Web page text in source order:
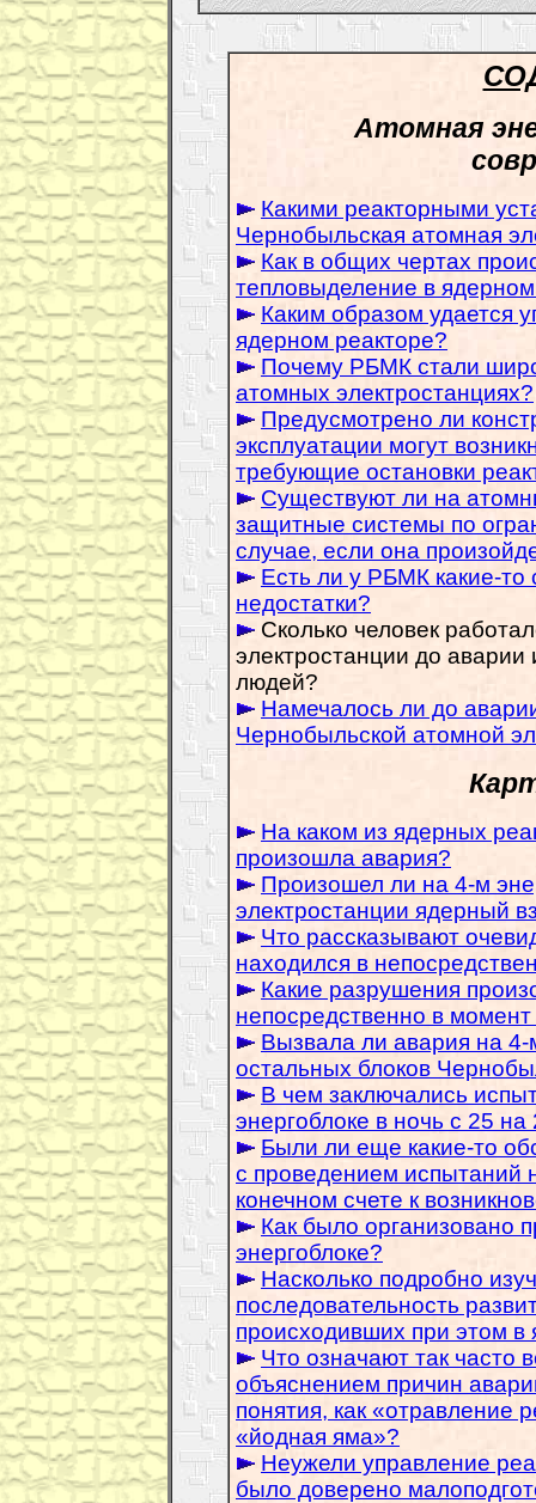
Атомная
Какими реакторными
Чернобыльская атомная
Как в общих чертах
тепловыделение в
Каким образом удается
ядерном реакторе?
Почему РБМК стали
атомных электростанциях?
Предусмотрено ли
эксплуатации могут
требующие остановки
Существуют ли на
защитные системы по
случае, если она
Есть ли у РБМК какие-то
недостатки?
Сколько человек
электростанции до аварии
людей?
Намечалось ли до
Чернобыльской атомной
На каком из ядерных
произошла авария?
Произошел ли на 4-м
электростанции ядерный
Что рассказывают
находился в
Какие разрушения
непосредственно в
Вызвала ли авария на 4-
остальных блоков
В чем заключались
энергоблоке в ночь с 25 на
Были ли еще какие-то
с проведением испытаний
конечном счете к
Как было организовано
энергоблоке?
Насколько подробно
последовательность
происходивших при этом в
Что означают так часто
объяснением причин
понятия, как «отравление
«йодная яма»?
Неужели управление
было доверено